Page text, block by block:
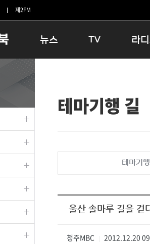
제2FM
뉴스
보은
옥천
TV
인생내컷
테마기행 길
시청자 FLEX
종영프로그램
라
16:00
우리 고
테마기행 길
테마기
울산 솔마루 길을 걷
청주MBC 2012.12.20